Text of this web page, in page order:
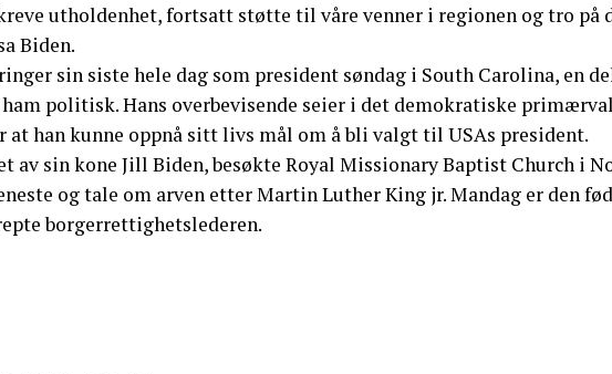
utholdenhet, fortsatt støtte til våre venner i regionen og tro
Biden.
sin siste hele dag som president søndag i South Carolina, en
politisk. Hans overbevisende seier i det demokratiske
at han kunne oppnå sitt livs mål om å bli valgt til USAs president.
av sin kone Jill Biden, besøkte Royal Missionary Baptist Church i
og tale om arven etter Martin Luther King jr. Mandag er den
borgerrettighetslederen.